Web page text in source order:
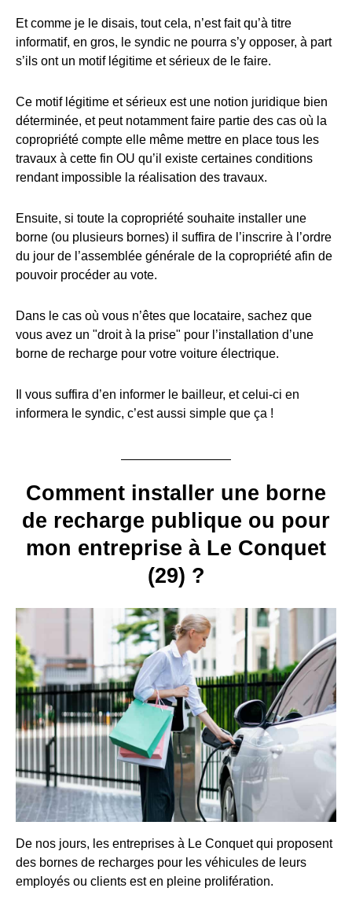
Et comme je le disais, tout cela, n’est fait qu’à titre
informatif, en gros, le syndic ne pourra s’y opposer, à part
s’ils ont un motif légitime et sérieux de le faire.
Ce motif légitime et sérieux est une notion juridique bien
déterminée, et peut notamment faire partie des cas où la
copropriété compte elle même mettre en place tous les
travaux à cette fin OU qu’il existe certaines conditions
rendant impossible la réalisation des travaux.
Ensuite, si toute la copropriété souhaite installer une
borne (ou plusieurs bornes) il suffira de l’inscrire à l’ordre
du jour de l’assemblée générale de la copropriété afin de
pouvoir procéder au vote.
Dans le cas où vous n’êtes que locataire, sachez que
vous avez un "droit à la prise" pour l’installation d’une
borne de recharge pour votre voiture électrique.
Il vous suffira d’en informer le bailleur, et celui-ci en
informera le syndic, c’est aussi simple que ça !
Comment installer une borne
de recharge publique ou pour
mon entreprise à Le Conquet
(29) ?
De nos jours, les entreprises à Le Conquet qui proposent
des bornes de recharges pour les véhicules de leurs
employés ou clients est en pleine prolifération.